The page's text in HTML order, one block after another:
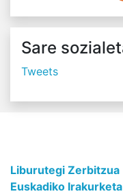
Sare
Tweets
Liburutegi Zerbitzua
Euskadiko